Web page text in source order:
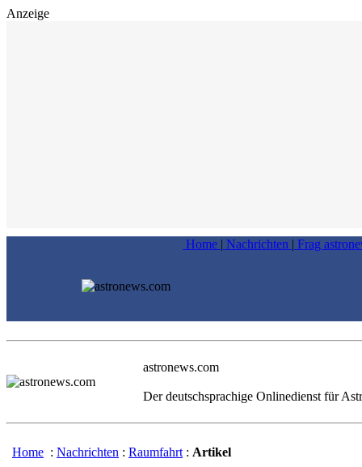
Anzeige
Home | Nachrichten | Frag
astronews.com
Der deutschsprachige Onlinedienst für
Home : Nachrichten : Raumfahrt : Artikel